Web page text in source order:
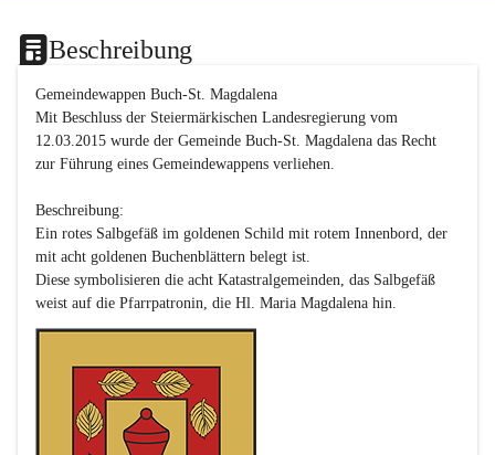
Beschreibung
Gemeindewappen Buch-St. Magdalena
Mit Beschluss der Steiermärkischen Landesregierung vom
12.03.2015 wurde der Gemeinde Buch-St. Magdalena das Recht
zur Führung eines Gemeindewappens verliehen.
Beschreibung:
Ein rotes Salbgefäß im goldenen Schild mit rotem Innenbord, der
mit acht goldenen Buchenblättern belegt ist.
Diese symbolisieren die acht Katastralgemeinden, das Salbgefäß